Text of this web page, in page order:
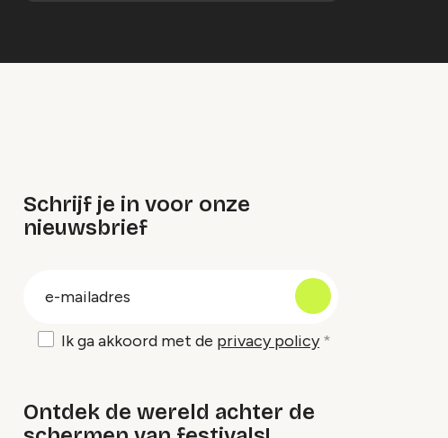
Schrijf je in voor onze
nieuwsbrief
Ik ga akkoord met de privacy policy
Ontdek de wereld achter de